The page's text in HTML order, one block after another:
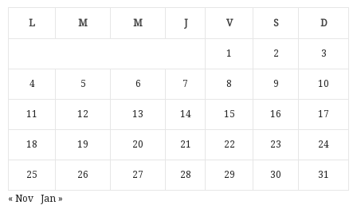
L M M J V S D
1 2 3
4 5 6 7 8 9 10
11 12 13 14 15 16 17
18 19 20 21 22 23 24
25 26 27 28 29 30 31
« Nov Jan »